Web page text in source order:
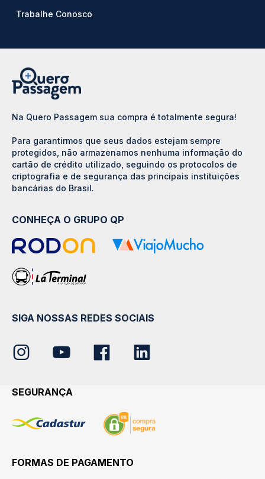
Trabalhe Conosco
Na Quero Passagem sua compra é totalmente segura!
Para garantirmos que seus dados estejam sempre
protegidos, não armazenamos nenhuma informação do
cartão de crédito utilizado, seguindo os protocolos de
criptografia e de segurança das principais instituições
bancárias do Brasil.
CONHEÇA O GRUPO QP
SIGA NOSSAS REDES SOCIAIS
SEGURANÇA
FORMAS DE PAGAMENTO